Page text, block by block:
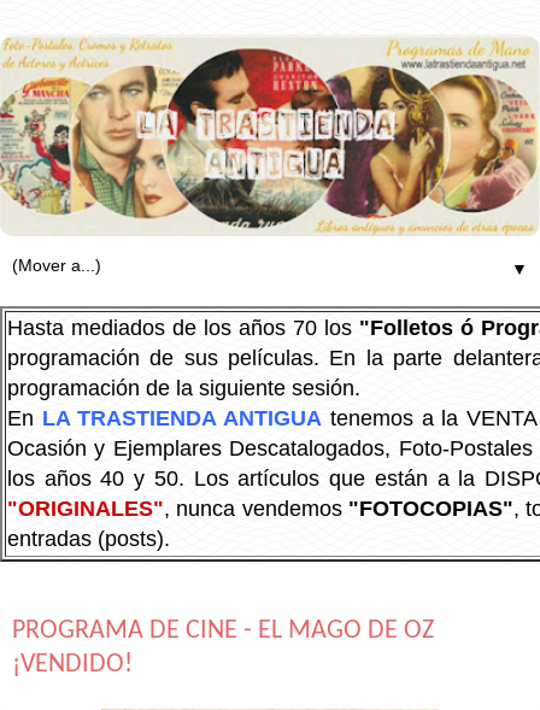
▼
Hasta mediados de los años 70 los "Folletos ó
programación de sus películas. En la parte
programación de la siguiente sesión.
En LA TRASTIENDA ANTIGUA tenemos a la
Ocasión y Ejemplares Descatalogados, Foto-
los años 40 y 50. Los artículos que están a la
"ORIGINALES", nunca vendemos "FOTOCOPIAS",
entradas (posts).
PROGRAMA DE CINE - EL MAGO DE OZ
¡VENDIDO!